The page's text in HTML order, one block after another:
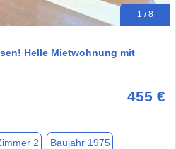
1 / 8
Helle Mietwohnung mit
455 €
2 Baujahr 1975